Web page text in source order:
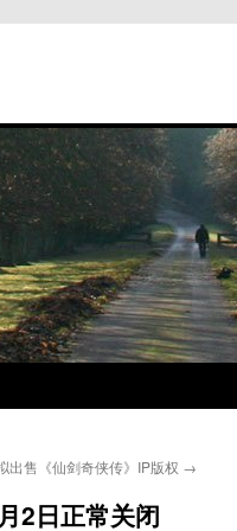
出售《仙剑奇侠传》IP版权 →
2日正常关闭